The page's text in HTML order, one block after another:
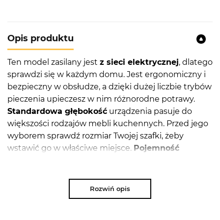
Opis produktu
Ten model zasilany jest z sieci elektrycznej, dlatego
sprawdzi się w każdym domu. Jest ergonomiczny i
bezpieczny w obsłudze, a dzięki dużej liczbie trybów
pieczenia upieczesz w nim różnorodne potrawy.
Standardowa głębokość urządzenia pasuje do
większości rodzajów mebli kuchennych. Przed jego
wyborem sprawdź rozmiar Twojej szafki, żeby
wstawić go w właściwe miejsce. Pojemność
dla wszystkich domowników.
Rozwiń opis